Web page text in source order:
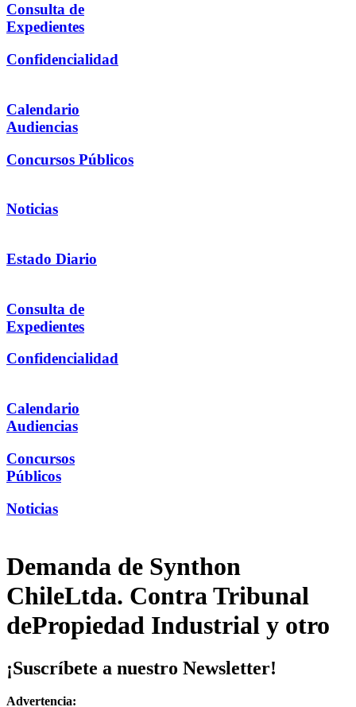
Consulta de
Expedientes
Confidencialidad
Calendario
Audiencias
Concursos Públicos
Noticias
Estado Diario
Consulta de
Expedientes
Confidencialidad
Calendario
Audiencias
Concursos
Públicos
Noticias
Demanda de Synthon
ChileLtda. Contra Tribunal
dePropiedad Industrial y otro
¡Suscríbete a nuestro Newsletter!
Advertencia: